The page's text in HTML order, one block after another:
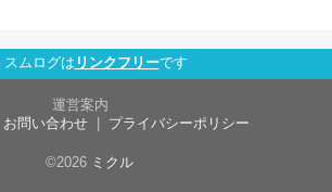
スムログは リンクフリーです
運営案内
お問い合わせ プライバシーポリシー
©2026 ミクル